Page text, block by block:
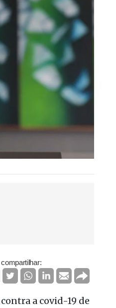
compartilhar:
a covid-19 de